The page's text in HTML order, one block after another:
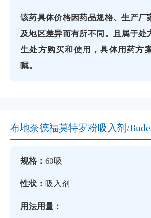
该药具体价格因药品规格、生产厂
及地区差异而有所不同。且属于处
生处方购买和使用，具体用药方
嘱。‌
规格： 60吸
性状： 吸入剂
用法用量：